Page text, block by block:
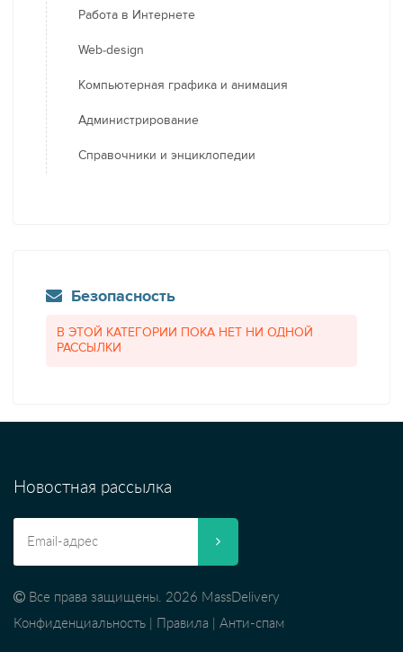
Работа в Интернете
Web-design
Компьютерная графика и анимация
Администрирование
Справочники и энциклопедии
Безопасность
В ЭТОЙ КАТЕГОРИИ ПОКА НЕТ НИ ОДНОЙ
РАССЫЛКИ
Новостная рассылка
Все права защищены. 2026 MassDelivery
Конфиденциальность
Правила Анти-спам